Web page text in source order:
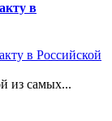
в
из самых...